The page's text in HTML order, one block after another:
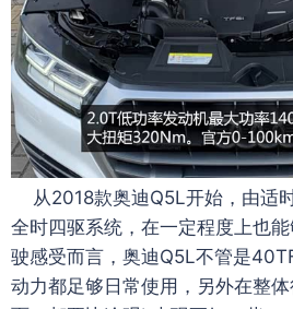
从2018款奥迪Q5L开始，由适
全时四驱系统，在一定程度上也
驶感受而言，奥迪Q5L不管是
动力都足够日常使用，另外在整